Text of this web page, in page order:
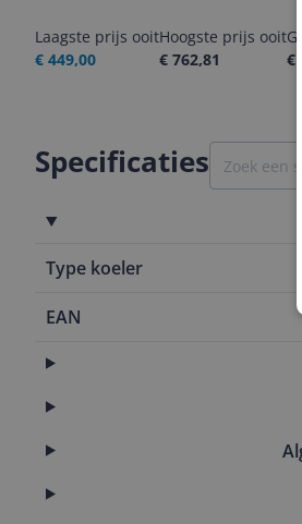
Laagste prijs ooit
€ 449,00
Hoogste prijs ooit
€ 762,81
€
Specificaties
Type koeler
EAN